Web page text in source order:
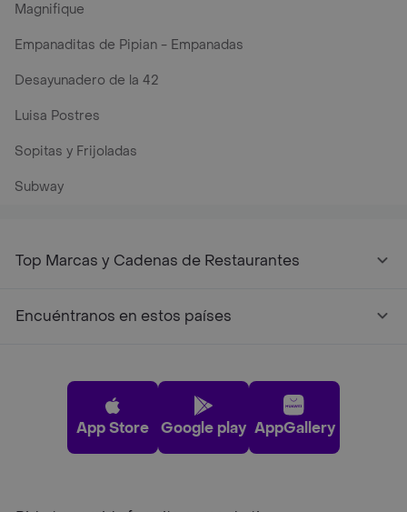
Magnifique
Empanaditas de Pipian - Empanadas
Desayunadero de la 42
Luisa Postres
Sopitas y Frijoladas
Subway
Top Marcas y Cadenas de Restaurantes
Encuéntranos en estos países
App Store Google play AppGallery